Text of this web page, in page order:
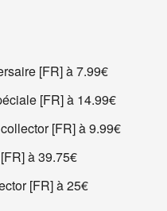
[FR] à 7.99€
[FR] à 14.99€
[FR] à 9.99€
à 39.75€
[FR] à 25€